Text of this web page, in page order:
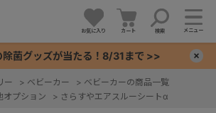
お気に入り カート 検索 メニュー
除菌グッズが当たる！8/31まで >>
ー > ベビーカー > ベビーカーの商品一覧
オプション > さらすやエアスルーシートα